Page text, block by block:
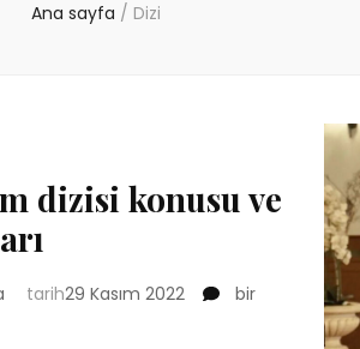
Ana sayfa / Dizi
dizisi konusu ve
tarih29 Kasım 2022
Çöp
bir